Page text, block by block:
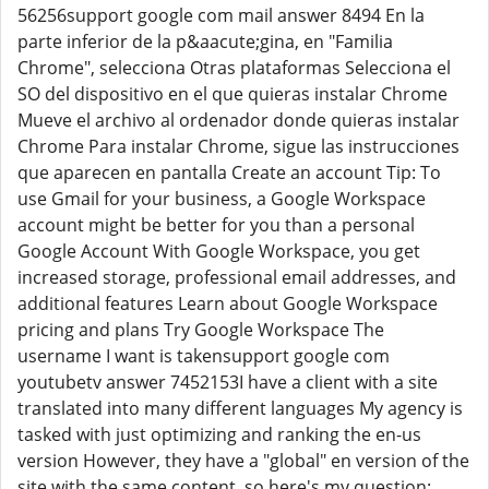
56256support google com mail answer 8494 En la
parte inferior de la p&aacute;gina, en "Familia
Chrome", selecciona Otras plataformas Selecciona el
SO del dispositivo en el que quieras instalar Chrome
Mueve el archivo al ordenador donde quieras instalar
Chrome Para instalar Chrome, sigue las instrucciones
que aparecen en pantalla Create an account Tip: To
use Gmail for your business, a Google Workspace
account might be better for you than a personal
Google Account With Google Workspace, you get
increased storage, professional email addresses, and
additional features Learn about Google Workspace
pricing and plans Try Google Workspace The
username I want is takensupport google com
youtubetv answer 7452153I have a client with a site
translated into many different languages My agency is
tasked with just optimizing and ranking the en-us
version However, they have a "global" en version of the